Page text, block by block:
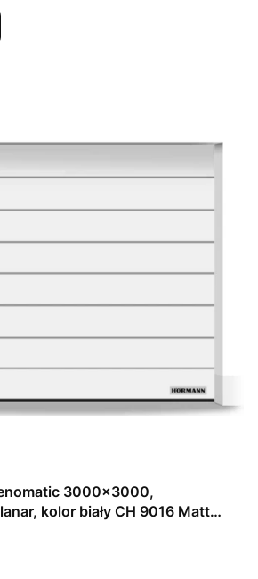
3000x3000,
kolor biały CH 9016 Matt
N